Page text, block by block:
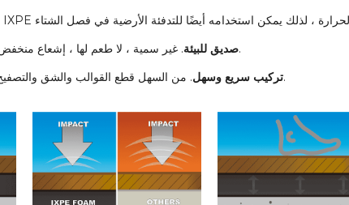
صديق للبيئة. غير سمية ، لا طعم لها ، إشعاع منخفض للغاية و 100% معاد تدويره.
تركيب سريع وسهل. من السهل قطع القوالب والشق والتصفيح بمواد أخرى والتركيب سهل.